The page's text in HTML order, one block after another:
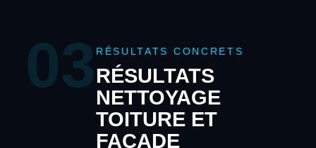
03 RÉSULTATS CONCRETS
RÉSULTATS
NETTOYAGE
TOITURE ET
FAÇADE